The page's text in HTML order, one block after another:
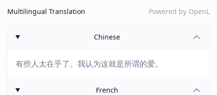
Multilingual Translation Powered by OpenL
Chinese
有些人太在乎了。我认为这就是所谓的爱。
French